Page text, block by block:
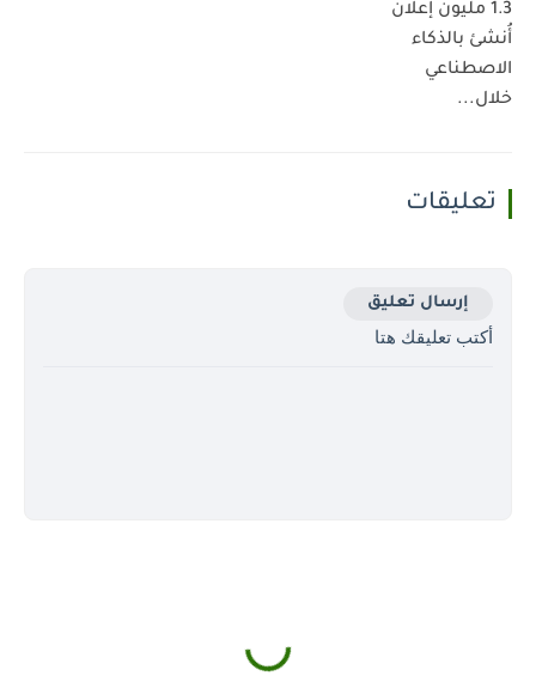
1.3 مليون إعلان
أُنشئ بالذكاء
الاصطناعي
خلال...
تعليقات
إرسال تعليق
أكتب تعليقك هتا